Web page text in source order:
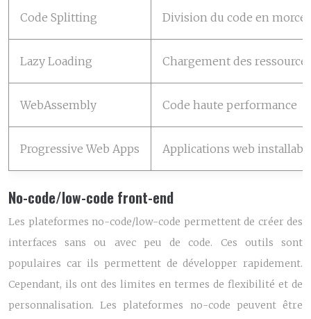
Code Splitting Division du code en
Lazy Loading Chargement des
WebAssembly Code haute performance
Progressive Web Apps Applications web
No-code/low-code front-end
Les plateformes no-code/low-code permettent de créer des
interfaces sans ou avec peu de code. Ces outils sont
populaires car ils permettent de développer rapidement.
Cependant, ils ont des limites en termes de flexibilité et de
personnalisation. Les plateformes no-code peuvent être